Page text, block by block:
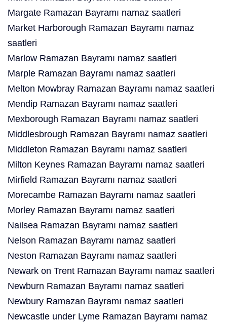
Margate Ramazan Bayramı namaz saatleri
Market Harborough Ramazan Bayramı namaz
saatleri
Marlow Ramazan Bayramı namaz saatleri
Marple Ramazan Bayramı namaz saatleri
Melton Mowbray Ramazan Bayramı namaz saatleri
Mendip Ramazan Bayramı namaz saatleri
Mexborough Ramazan Bayramı namaz saatleri
Middlesbrough Ramazan Bayramı namaz saatleri
Middleton Ramazan Bayramı namaz saatleri
Milton Keynes Ramazan Bayramı namaz saatleri
Mirfield Ramazan Bayramı namaz saatleri
Morecambe Ramazan Bayramı namaz saatleri
Morley Ramazan Bayramı namaz saatleri
Nailsea Ramazan Bayramı namaz saatleri
Nelson Ramazan Bayramı namaz saatleri
Neston Ramazan Bayramı namaz saatleri
Newark on Trent Ramazan Bayramı namaz saatleri
Newburn Ramazan Bayramı namaz saatleri
Newbury Ramazan Bayramı namaz saatleri
Newcastle under Lyme Ramazan Bayramı namaz